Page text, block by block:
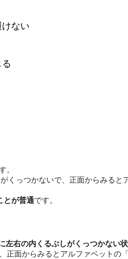
ない
。
くっつかないで、正面からみると
とが普通です。
左右の内くるぶしがくっつかない
正面からみるとアルファベットの